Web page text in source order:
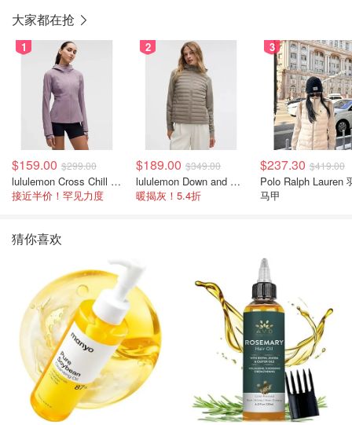
大家都在抢
1
$159.00 $299.00
lululemon Cross Chill 女士运动外套
接近半价！罕见力度
2
$189.00 $349.00
lululemon Down and Around 羽绒夹克
暖揭灰！5.4折
3
$237.30 $419.00
Polo Ralph Lauren
马甲
猜你喜欢